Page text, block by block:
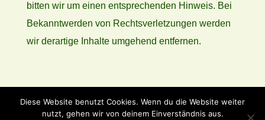
bitten wir um einen entsprechenden Hinweis. Bei
Bekanntwerden von Rechtsverletzungen werden
wir derartige Inhalte umgehend entfernen.
Datenschutzerklärung
Diese Website benutzt Cookies. Wenn du die Website weiter
nutzt, gehen wir von deinem Einverständnis aus.